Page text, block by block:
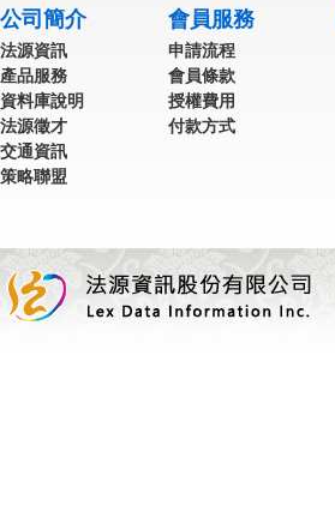
公司簡介
法源資訊
產品服務
資料庫說明
法源徵才
交通資訊
策略聯盟
會員服務
申請流程
會員條款
授權費用
付款方式